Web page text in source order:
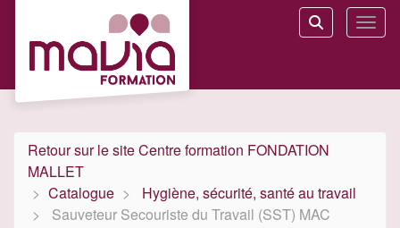
Aller au menu principal
Aller au contenu principal
Personnaliser l'interface
Rechercher
Retour sur le site Centre formation FONDATION
MALLET
Catalogue
Hygiène, sécurité, santé au travail
Sauveteur Secouriste du Travail (SST) MAC